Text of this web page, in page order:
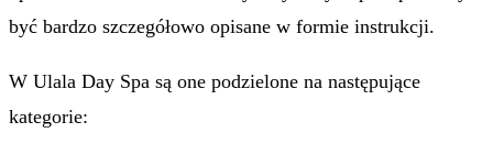
być bardzo szczegółowo opisane w formie instrukcji.
W Ulala Day Spa są one podzielone na następujące
kategorie: